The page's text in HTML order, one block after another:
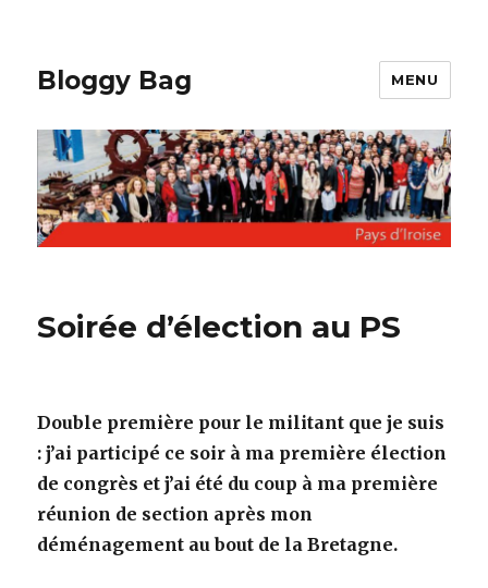
Bloggy Bag MENU
Soirée d’élection au PS
Double première pour le militant que je suis
: j’ai participé ce soir à ma première élection
de congrès et j’ai été du coup à ma première
réunion de section après mon
déménagement au bout de la Bretagne.